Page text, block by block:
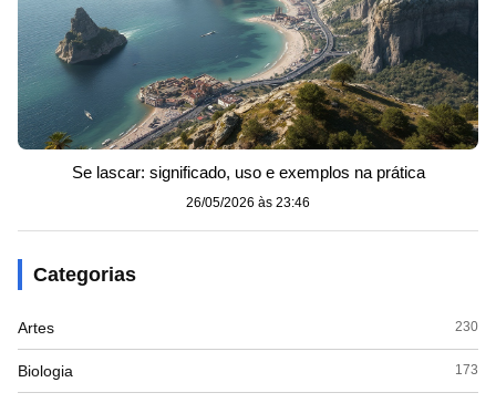
Se lascar: significado, uso e exemplos na prática
26/05/2026 às 23:46
Categorias
Artes 230
Biologia 173